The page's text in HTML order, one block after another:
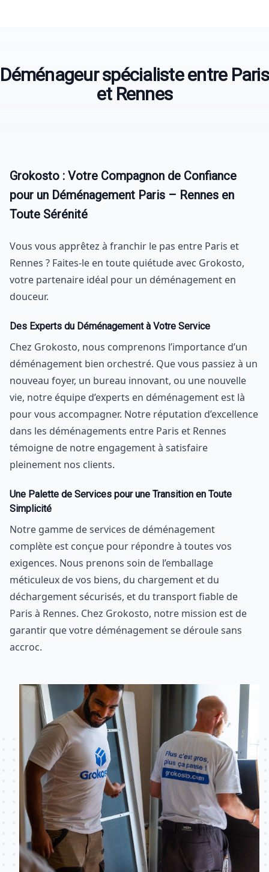
Déménageur spécialiste entre Paris
et Rennes
Grokosto : Votre Compagnon de Confiance
pour un Déménagement Paris – Rennes en
Toute Sérénité
Vous vous apprêtez à franchir le pas entre Paris et
Rennes ? Faites-le en toute quiétude avec Grokosto,
votre partenaire idéal pour un déménagement en
douceur.
Des Experts du Déménagement à Votre Service
Chez Grokosto, nous comprenons l’importance d’un
déménagement bien orchestré. Que vous passiez à un
nouveau foyer, un bureau innovant, ou une nouvelle
vie, notre équipe d’experts en déménagement est là
pour vous accompagner. Notre réputation d’excellence
dans les déménagements entre Paris et Rennes
témoigne de notre engagement à satisfaire
pleinement nos clients.
Une Palette de Services pour une Transition en Toute
Simplicité
Notre gamme de services de déménagement
complète est conçue pour répondre à toutes vos
exigences. Nous prenons soin de l’emballage
méticuleux de vos biens, du chargement et du
déchargement sécurisés, et du transport fiable de
Paris à Rennes. Chez Grokosto, notre mission est de
garantir que votre déménagement se déroule sans
accroc.